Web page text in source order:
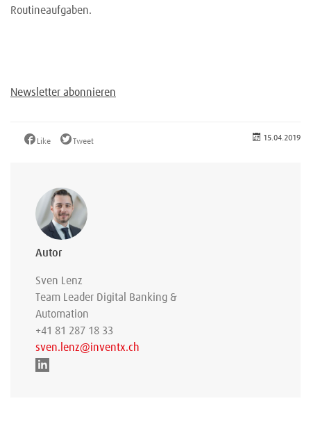
Routineaufgaben.
Newsletter abonnieren
Like Tweet 15.04.2019
Autor
Sven Lenz
Team Leader Digital Banking &
Automation
+41 81 287 18 33
sven.lenz@inventx.ch